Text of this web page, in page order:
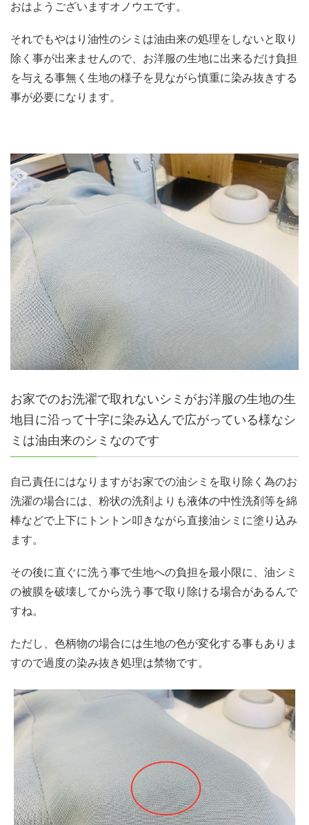
おはようございますオノウエです。
それでもやはり油性のシミは油由来の処理をしないと取り
除く事が出来ませんので、お洋服の生地に出来るだけ負担
を与える事無く生地の様子を見ながら慎重に染み抜きする
事が必要になります。
お家でのお洗濯で取れないシミがお洋服の生地の生
地目に沿って十字に染み込んで広がっている様なシ
ミは油由来のシミなのです
自己責任にはなりますがお家での油シミを取り除く為のお
洗濯の場合には、粉状の洗剤よりも液体の中性洗剤等を綿
棒などで上下にトントン叩きながら直接油シミに塗り込み
ます。
その後に直ぐに洗う事で生地への負担を最小限に、油シミ
の被膜を破壊してから洗う事で取り除ける場合があるんで
すね。
ただし、色柄物の場合には生地の色が変化する事もありま
すので過度の染み抜き処理は禁物です。